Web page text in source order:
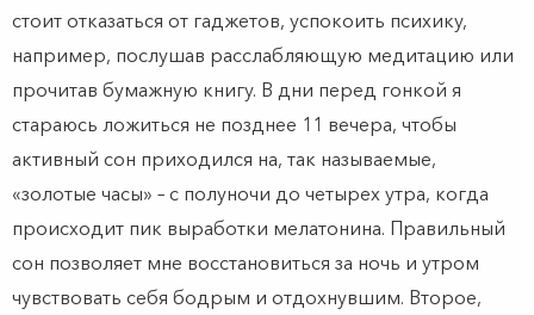
стоит отказаться от гаджетов, успокоить психику,
например, послушав расслабляющую медитацию или
прочитав бумажную книгу. В дни перед гонкой я
стараюсь ложиться не позднее 11 вечера, чтобы
активный сон приходился на, так называемые,
«золотые часы» – с полуночи до четырех утра, когда
происходит пик выработки мелатонина. Правильный
сон позволяет мне восстановиться за ночь и утром
чувствовать себя бодрым и отдохнувшим. Второе,